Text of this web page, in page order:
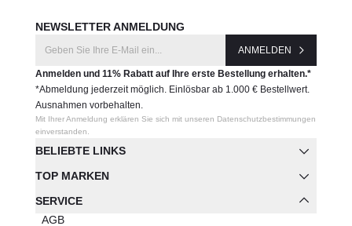
BELIEBTE LINKS
TOP MARKEN
SERVICE
AGB
NEWSLETTER ANMELDUNG
ANMELDEN
Anmelden und 11% Rabatt auf Ihre erste Bestellung erhalten.*
*Abmeldung jederzeit möglich. Einlösbar ab 1.000 € Bestellwert.
Ausnahmen vorbehalten.
Mit Ihrer Anmeldung erklären Sie sich mit unseren Datenschutzbestimmungen
einverstanden.